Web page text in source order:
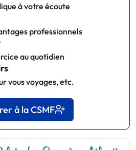
à votre écoute
professionnels
au quotidien
vous voyages, etc.
à la CSMF